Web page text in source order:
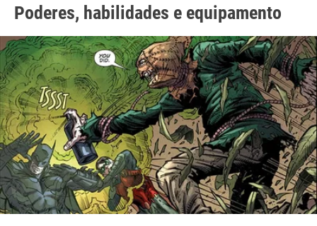
Poderes, habilidades e equipamento